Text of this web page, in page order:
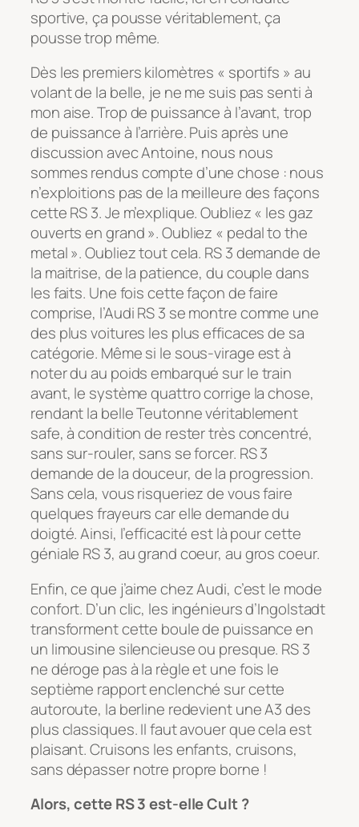
sportive, ça pousse véritablement, ça
pousse trop même.
Dès les premiers kilomètres « sportifs » au
volant de la belle, je ne me suis pas senti à
mon aise. Trop de puissance à l’avant, trop
de puissance à l’arrière. Puis après une
discussion avec Antoine, nous nous
sommes rendus compte d’une chose : nous
n’exploitions pas de la meilleure des façons
cette RS 3. Je m’explique. Oubliez « les gaz
ouverts en grand ». Oubliez « pedal to the
metal ». Oubliez tout cela. RS 3 demande de
la maitrise, de la patience, du couple dans
les faits. Une fois cette façon de faire
comprise, l’Audi RS 3 se montre comme une
des plus voitures les plus efficaces de sa
catégorie. Même si le sous-virage est à
noter du au poids embarqué sur le train
avant, le système quattro corrige la chose,
rendant la belle Teutonne véritablement
safe, à condition de rester très concentré,
sans sur-rouler, sans se forcer. RS 3
demande de la douceur, de la progression.
Sans cela, vous risqueriez de vous faire
quelques frayeurs car elle demande du
doigté. Ainsi, l’efficacité est là pour cette
géniale RS 3, au grand coeur, au gros coeur.
Enfin, ce que j’aime chez Audi, c’est le mode
confort. D’un clic, les ingénieurs d’Ingolstadt
transforment cette boule de puissance en
un limousine silencieuse ou presque. RS 3
ne déroge pas à la règle et une fois le
septième rapport enclenché sur cette
autoroute, la berline redevient une A3 des
plus classiques. Il faut avouer que cela est
plaisant. Cruisons les enfants, cruisons,
sans dépasser notre propre borne !
Alors, cette RS 3 est-elle Cult ?